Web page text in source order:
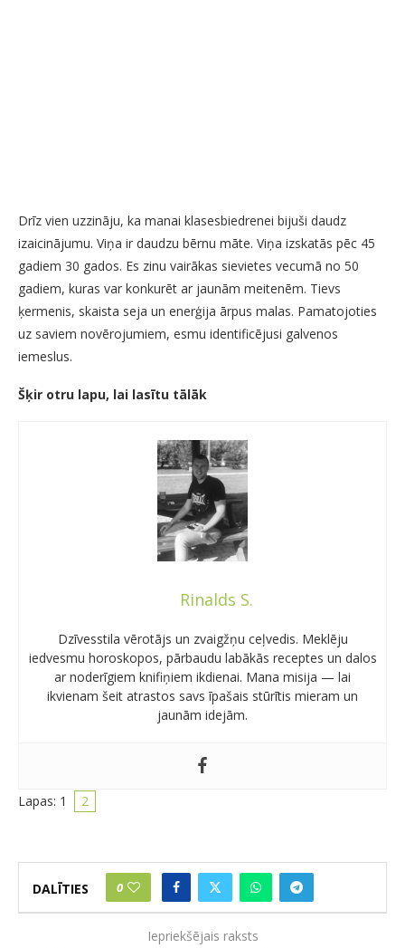
Drīz vien uzzināju, ka manai klasesbiedrenei bijuši daudz
izaicinājumu. Viņa ir daudzu bērnu māte. Viņa izskatās pēc 45
gadiem 30 gados. Es zinu vairākas sievietes vecumā no 50
gadiem, kuras var konkurēt ar jaunām meitenēm. Tievs
ķermenis, skaista seja un enerģija ārpus malas. Pamatojoties
uz saviem novērojumiem, esmu identificējusi galvenos
iemeslus.
Šķir otru lapu, lai lasītu tālāk
Rinalds S.
Dzīvesstila vērotājs un zvaigžņu ceļvedis. Meklēju
iedvesmu horoskopos, pārbaudu labākās receptes un dalos
ar noderīgiem knifiņiem ikdienai. Mana misija — lai
ikvienam šeit atrastos savs īpašais stūrītis mieram un
jaunām idejām.
Lapas: 1 2
DALĪTIES 0
Iepriekšējais raksts